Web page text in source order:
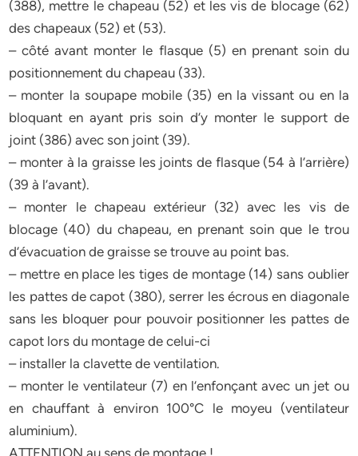
(388), mettre le chapeau (52) et les vis de blocage (62)
des chapeaux (52) et (53).
– côté avant monter le flasque (5) en prenant soin du
positionnement du chapeau (33).
– monter la soupape mobile (35) en la vissant ou en la
bloquant en ayant pris soin d’y monter le support de
joint (386) avec son joint (39).
– monter à la graisse les joints de flasque (54 à l’arrière)
(39 à l’avant).
– monter le chapeau extérieur (32) avec les vis de
blocage (40) du chapeau, en prenant soin que le trou
d’évacuation de graisse se trouve au point bas.
– mettre en place les tiges de montage (14) sans oublier
les pattes de capot (380), serrer les écrous en diagonale
sans les bloquer pour pouvoir positionner les pattes de
capot lors du montage de celui-ci
– installer la clavette de ventilation.
– monter le ventilateur (7) en l’enfonçant avec un jet ou
en chauffant à environ 100°C le moyeu (ventilateur
aluminium).
ATTENTION au sens de montage !